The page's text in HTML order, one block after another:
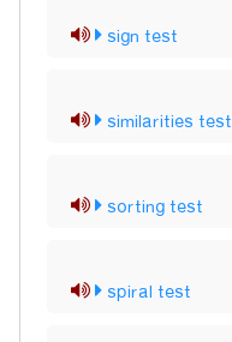
sign test
similarities test
sorting test
spiral test